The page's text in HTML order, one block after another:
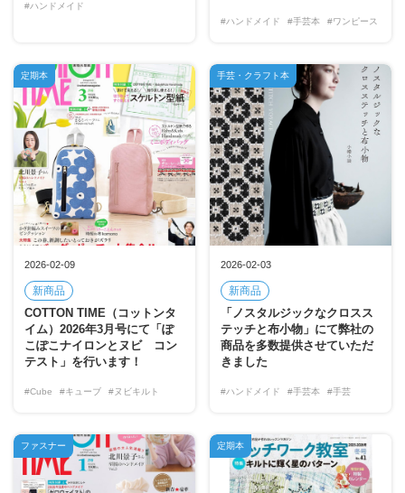
#ハンドメイド
#ハンドメイド #手芸本 #ワンピース
2026-02-09
新商品
COTTON TIME（コットンタ
イム）2026年3月号にて「ぽ
こぽこナイロンとヌビ コン
テスト」を行います！
#Cube #キューブ #ヌビキルト
定期本
2026-02-03
新商品
「ノスタルジックなクロスス
テッチと布小物」にて弊社の
商品を多数提供させていただ
きました
#ハンドメイド #手芸本 #手芸
手芸・クラフト本
ファスナー 定期本